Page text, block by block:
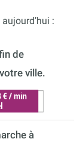
:
de
ville.
à